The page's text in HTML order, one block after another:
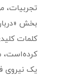
تجربیات،
بخش
کلمات
کرده‌است،
یک نیروی